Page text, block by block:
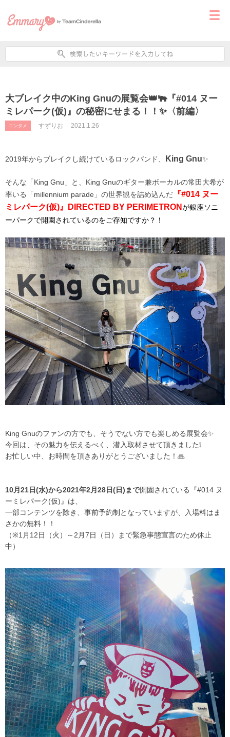
大ブレイク中のKing Gnuの展覧会👑🐃『#014 ヌー
ミレパーク(仮)』の秘密にせまる！！✨〈前編〉
エンタメ すずりお 2021.1.26
2019年からブレイクし続けているロックバンド、 King Gnu✨
そんな「King Gnu」と、King Gnuのギター兼ボーカルの常田大希が
率いる「millennium parade」の世界観を詰め込んだ 『#014 ヌー
ミレパーク(仮)』
DIRECTED BY PERIMETRONが銀座ソニ
ーパークで開園されているのをご存知ですか？！
King Gnuのファンの方でも、そうでない方でも楽しめる展覧会✨
今回は、その魅力を伝えるべく、潜入取材させて頂きました❕
お忙しい中、お時間を頂きありがとうございました！🙏
10月21日(水)から2021年2月28日(日)まで開園されている『#014 ヌ
ーミレパーク(仮)』は、
一部コンテンツを除き、事前予約制となっていますが、入場料はま
さかの無料！！
（※1 月 12日（火）～ 2 月7日（日）まで緊急事態宣言のため休止
中）